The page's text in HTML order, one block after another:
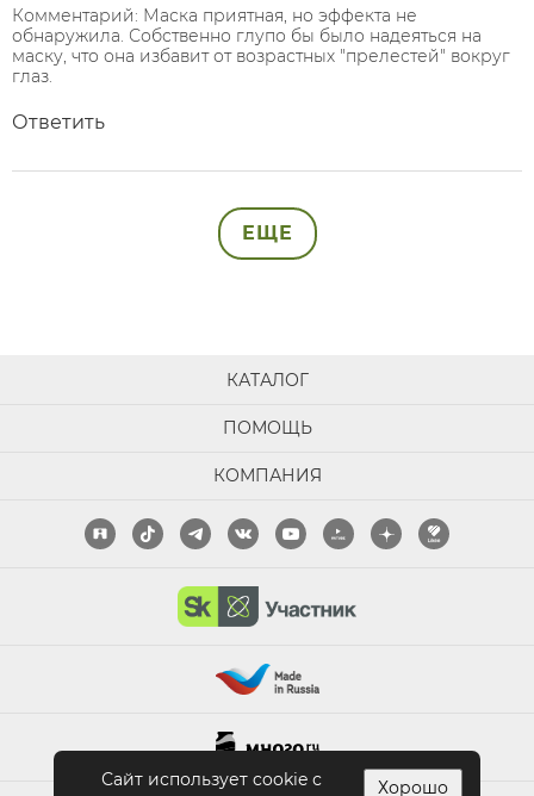
Комментарий: Маска приятная, но эффекта не
обнаружила. Собственно глупо бы было надеяться на
маску, что она избавит от возрастных "прелестей" вокруг
глаз.
Ответить
ЕЩЕ
КАТАЛОГ
ПОМОЩЬ
КОМПАНИЯ
Сайт использует cookie с
Хорошо